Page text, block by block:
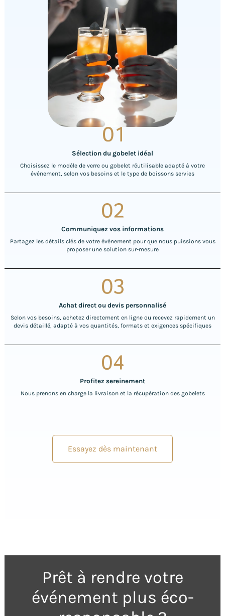
Sélection du gobelet idéal
Choisissez le modèle de verre ou gobelet réutilisable adapté à votre
événement, selon vos besoins et le type de boissons servies
Communiquez vos informations
Partagez les détails clés de votre événement pour que nous puissions vous
proposer une solution sur-mesure
Achat direct ou devis personnalisé
Selon vos besoins, achetez directement en ligne ou recevez rapidement un
devis détaillé, adapté à vos quantités, formats et exigences spécifiques
Profitez sereinement
Nous prenons en charge la livraison et la récupération des gobelets
Essayez dès maintenant
Prêt à rendre votre
événement plus éco-